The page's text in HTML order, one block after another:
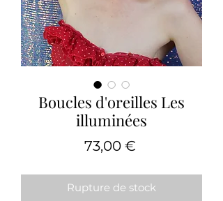
Boucles d'oreilles Les
illuminées
73,00 €Prix
Rupture de stock